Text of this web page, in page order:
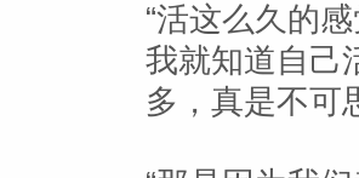
“活这么久的
我就知道自己
多，真是不可